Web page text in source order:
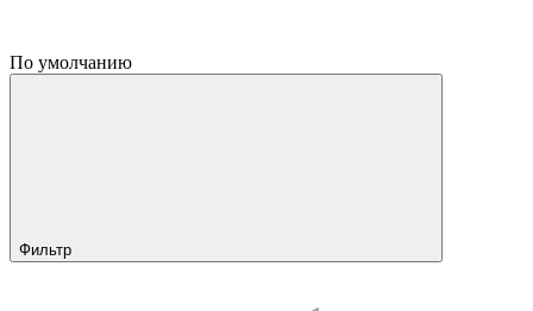
По умолчанию
Фильтр